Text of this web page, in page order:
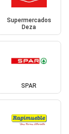
Supermercados
Deza
SPAR